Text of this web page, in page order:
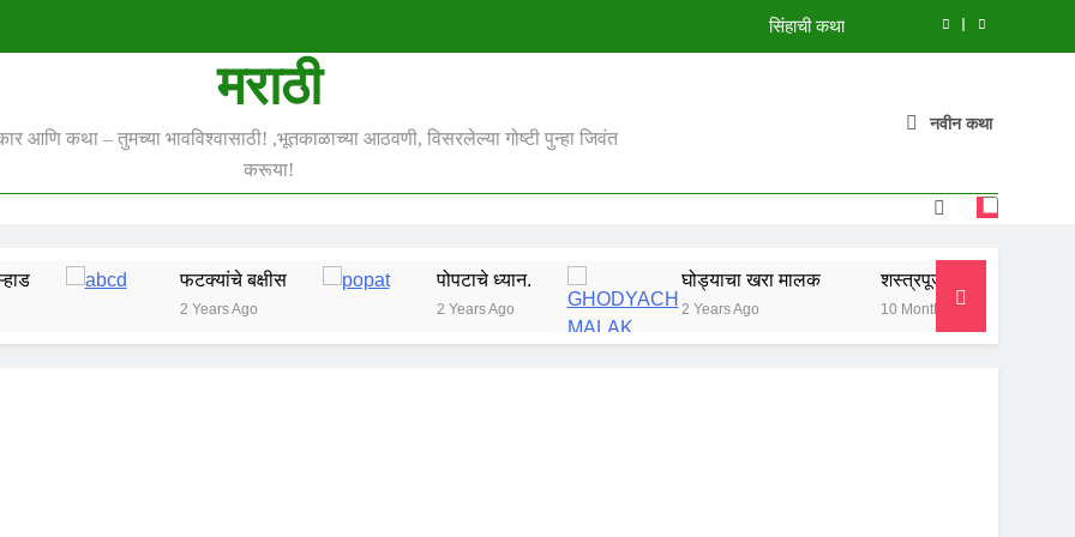
सिंहाची कथा
मुंगी आणि हत्ती
झाडावरची फुलं
मराठी
आणि कथा – तुमच्या भावविश्वासाठी! ,भूतकाळाच्या आठवणी, विसरलेल्या गोष्टी पुन्हा जिवंत
करूया!
नवीन कथा
फटक्यांचे बक्षीस
2 Years Ago
पोपटाचे ध्यान.
2 Years Ago
घोड्याचा खरा मालक
2 Years Ago
शस्त्रपूजेची गोष्ट
10 Months Ago